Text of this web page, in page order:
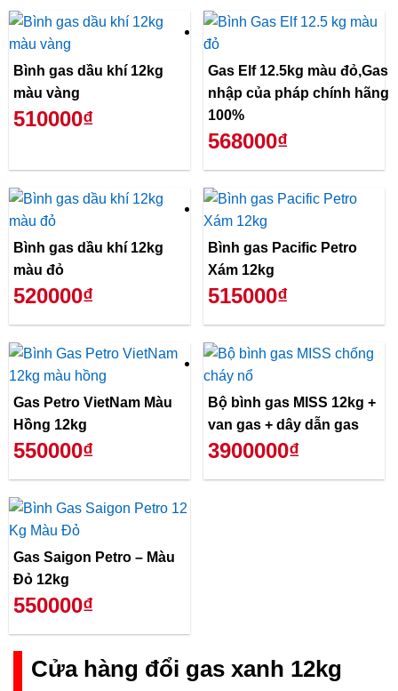
Bình gas dầu khí 12kg
màu vàng
510000₫
Gas Elf 12.5kg màu đỏ,Gas
nhập của pháp chính hãng
100%
568000₫
Bình gas dầu khí 12kg
màu đỏ
520000₫
Bình gas Pacific Petro
Xám 12kg
515000₫
Gas Petro VietNam Màu
Hồng 12kg
550000₫
Bộ bình gas MISS 12kg +
van gas + dây dẫn gas
3900000₫
Gas Saigon Petro – Màu
Đỏ 12kg
550000₫
Cửa hàng đổi gas xanh 12kg